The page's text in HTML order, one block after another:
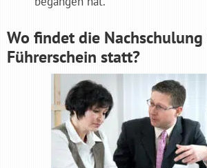
Wo findet die
Führerschein statt?